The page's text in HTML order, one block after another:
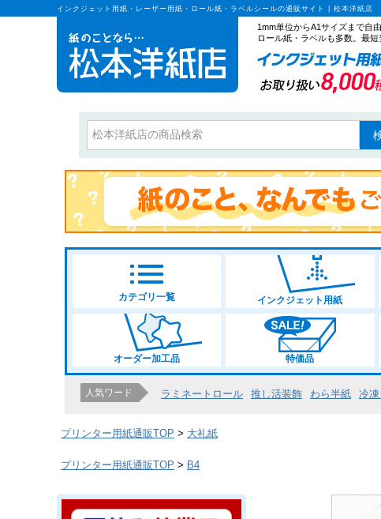
インクジェット用紙・レーザー用紙・ロール紙・ラベルシールの通販サイト | 松本洋紙店
1mm単位からA1サイズまで自
ロール紙・ラベルも多数。最
カテゴリ一覧 インクジェット用紙
オーダー加工品 特価品
人気ワード ラミネートロール 推し活装飾 わら半紙 冷
プリンター用紙通販TOP 大礼紙
プリンター用紙通販TOP B4